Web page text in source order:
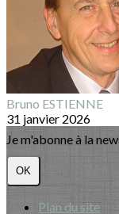
Bruno ESTIENNE
31 janvier 2026
Je m'abonne à la
OK
Plan du site